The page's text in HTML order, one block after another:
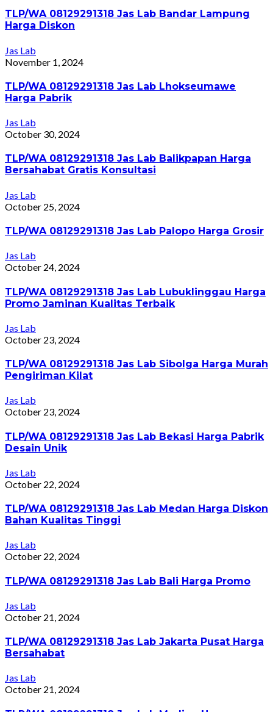
TLP/WA 08129291318 Jas Lab Bandar Lampung
Harga Diskon
Jas Lab
November 1, 2024
TLP/WA 08129291318 Jas Lab Lhokseumawe
Harga Pabrik
Jas Lab
October 30, 2024
TLP/WA 08129291318 Jas Lab Balikpapan Harga
Bersahabat Gratis Konsultasi
Jas Lab
October 25, 2024
TLP/WA 08129291318 Jas Lab Palopo Harga Grosir
Jas Lab
October 24, 2024
TLP/WA 08129291318 Jas Lab Lubuklinggau Harga
Promo Jaminan Kualitas Terbaik
Jas Lab
October 23, 2024
TLP/WA 08129291318 Jas Lab Sibolga Harga Murah
Pengiriman Kilat
Jas Lab
October 23, 2024
TLP/WA 08129291318 Jas Lab Bekasi Harga Pabrik
Desain Unik
Jas Lab
October 22, 2024
TLP/WA 08129291318 Jas Lab Medan Harga Diskon
Bahan Kualitas Tinggi
Jas Lab
October 22, 2024
TLP/WA 08129291318 Jas Lab Bali Harga Promo
Jas Lab
October 21, 2024
TLP/WA 08129291318 Jas Lab Jakarta Pusat Harga
Bersahabat
Jas Lab
October 21, 2024